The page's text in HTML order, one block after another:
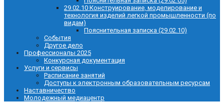
29.02.10 Конструирование, моделирование и
технология изделий легкой промышленности (по
видам)
Пояснительная записка (29.02.10)
События
Другое дело
Профессионалы 2025
Конкурсная документация
Услуги и сервисы
Расписание занятий
Доступы к электронным образовательным ресурсам
Наставничество
Молодежный медиацентр